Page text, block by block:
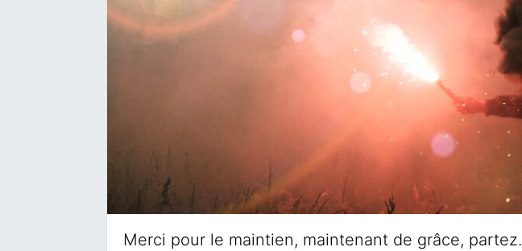
Merci pour le maintien, maintenant de grâce, partez.